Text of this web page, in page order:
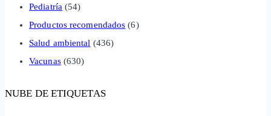
Pediatría (54)
Productos recomendados (6)
Salud ambiental (436)
Vacunas(630)
NUBE DE ETIQUETAS